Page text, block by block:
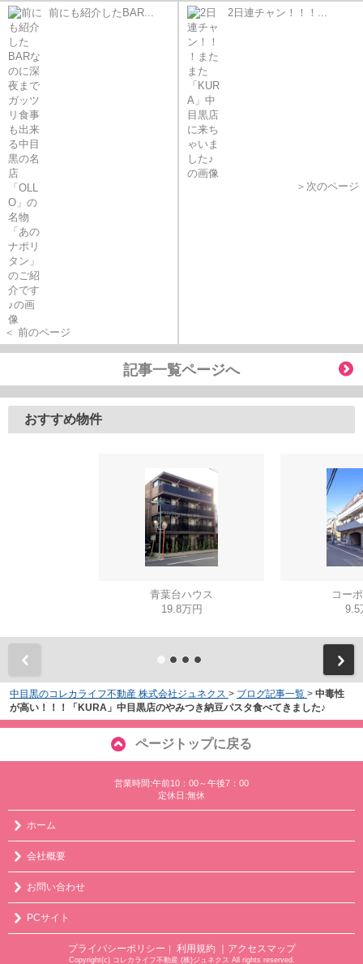
前にも紹介したBAR...
＜ 前のページ
2日連チャン！！！...
＞次のページ
記事一覧ページへ
おすすめ物件
青葉台ハウス
19.8万円
コー
9.5
中目黒のコレカライフ不動産 株式会社ジュネクス > ブログ記事一覧 > 中毒性
が高い！！！「KURA」中目黒店のやみつき納豆パスタ食べてきました♪
ページトップに戻る
営業時間:午前10：00～午後7：00
定休日:無休
ホーム
会社概要
お問い合わせ
PCサイト
プライバシーポリシー ｜ 利用規約 ｜アクセスマップ
Copyright(c) コレカライフ不動産 (株)ジュネクス All rights reserved.